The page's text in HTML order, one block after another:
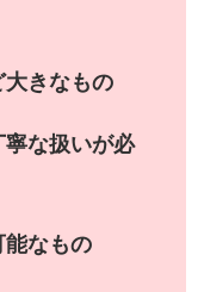
きなもの
な扱いが必
能なもの